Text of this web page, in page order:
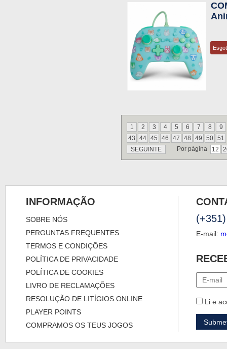
1 2 3 4 5 6 7 8
9
43
44 45 46 47 48 49 50 51
SEGUINTE
Por página 12
INFORMAÇÃO
SOBRE NÓS
PERGUNTAS FREQUENTES
TERMOS E CONDIÇÕES
POLÍTICA DE PRIVACIDADE
POLÍTICA DE COOKIES
LIVRO DE RECLAMAÇÕES
RESOLUÇÃO DE LITÍGIOS ONLINE
PLAYER POINTS
COMPRAMOS OS TEUS JOGOS
E-mail:
Li e